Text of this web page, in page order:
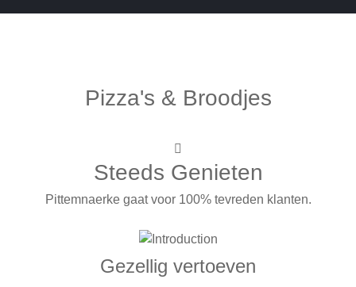
Pizza's & Broodjes
Steeds Genieten
Pittemnaerke gaat voor 100% tevreden klanten.
Gezellig vertoeven